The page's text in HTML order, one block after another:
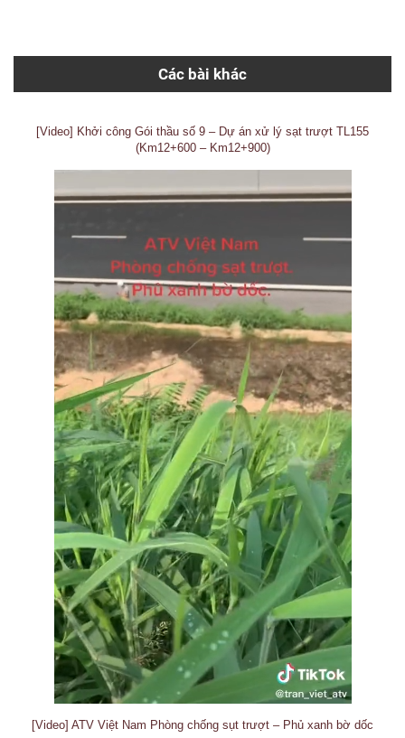
Các bài khác
[Video] Khởi công Gói thầu số 9 – Dự án xử lý sạt trượt TL155
(Km12+600 – Km12+900)
[Video] ATV Việt Nam Phòng chống sụt trượt – Phủ xanh bờ dốc